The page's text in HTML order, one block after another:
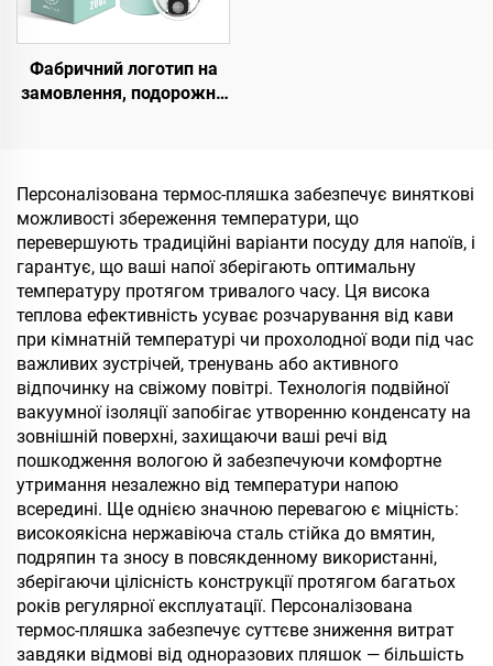
Фабричний логотип на
замовлення, подорожня
тремблери з
нержавіючої сталі
Персоналізована термос-пляшка забезпечує виняткові
можливості збереження температури, що
перевершують традиційні варіанти посуду для напоїв, і
гарантує, що ваші напої зберігають оптимальну
температуру протягом тривалого часу. Ця висока
теплова ефективність усуває розчарування від кави
при кімнатній температурі чи прохолодної води під час
важливих зустрічей, тренувань або активного
відпочинку на свіжому повітрі. Технологія подвійної
вакуумної ізоляції запобігає утворенню конденсату на
зовнішній поверхні, захищаючи ваші речі від
пошкодження вологою й забезпечуючи комфортне
утримання незалежно від температури напою
всередині. Ще однією значною перевагою є міцність:
високоякісна нержавіюча сталь стійка до вмятин,
подряпин та зносу в повсякденному використанні,
зберігаючи цілісність конструкції протягом багатьох
років регулярної експлуатації. Персоналізована
термос-пляшка забезпечує суттєве зниження витрат
завдяки відмові від одноразових пляшок — більшість